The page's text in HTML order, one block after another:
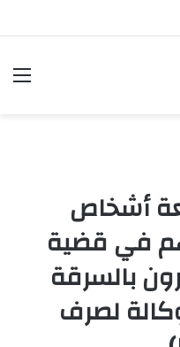
أشخاص
في قضية
بالسرقة
لصرف